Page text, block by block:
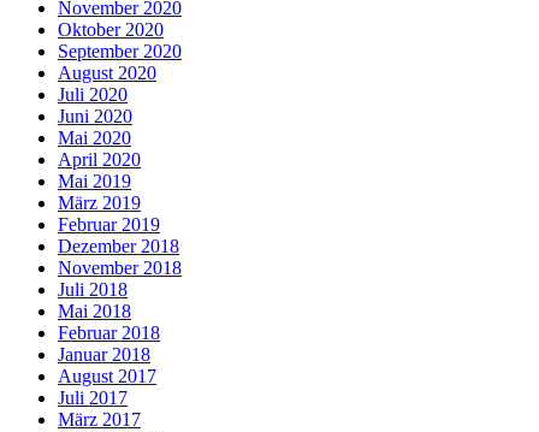
November 2020
Oktober 2020
September 2020
August 2020
Juli 2020
Juni 2020
Mai 2020
April 2020
Mai 2019
März 2019
Februar 2019
Dezember 2018
November 2018
Juli 2018
Mai 2018
Februar 2018
Januar 2018
August 2017
Juli 2017
März 2017